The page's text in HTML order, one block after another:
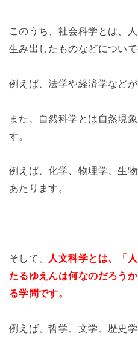
このうち、社会科学とは、
生み出したものなどについ
例えば、法学や経済学など
また、自然科学とは自然現
す。
例えば、化学、物理学、生
あたります。
そして、
人文科学とは、「
たるゆえんは何なのだろう
る学問です。
例えば、哲学、文学、歴史